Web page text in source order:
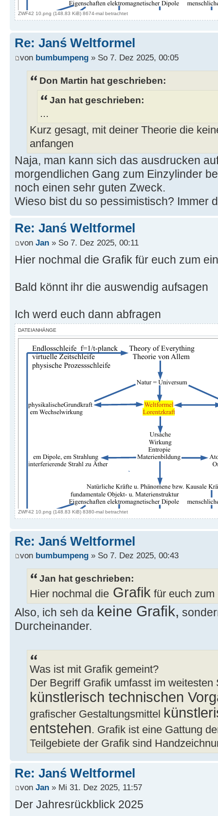
ZWF42 10.png (148.83 KiB) 8674-mal betrachtet
Re: Janś Weltformel
von bumbumpeng » So 7. Dez 2025, 00:05
Don Martin hat geschrieben:
Jan hat geschrieben:
...
Kurz gesagt, mit deiner Theorie die
anfangen
Naja, man kann sich das ausdrucken
morgendlichen Gang zum Einzylinder
noch einen sehr guten Zweck.
Wieso bist du so pessimistisch? Immer
Re: Janś Weltformel
von Jan » So 7. Dez 2025, 00:11
Hier nochmal die Grafik für euch zum
Bald könnt ihr die auswendig aufsagen
Ich werd euch dann abfragen
DATEIANHÄNGE
ZWF42 10.png (148.83 KiB) 8380-mal betrachtet
Re: Janś Weltformel
von bumbumpeng » So 7. Dez 2025, 00:43
Jan hat geschrieben:
Hier nochmal die Grafik für euch zum
Also, ich seh da keine Grafik,
Durcheinander.
Was ist mit Grafik gemeint?
Der Begriff Grafik umfasst im weitesten
künstlerisch technischen
grafischer Gestaltungsmittel
entstehen. Grafik ist eine Gattung
Teilgebiete der Grafik sind
Re: Janś Weltformel
von Jan » Mi 31. Dez 2025, 11:57
Der Jahresrückblick 2025